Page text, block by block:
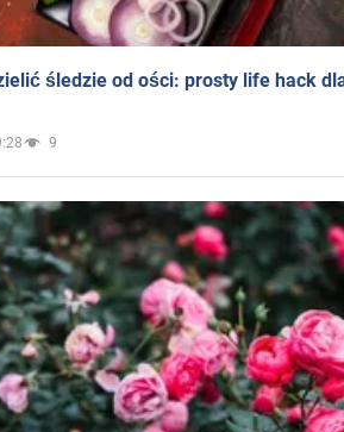
śledzie od ości: prosty life hack
9